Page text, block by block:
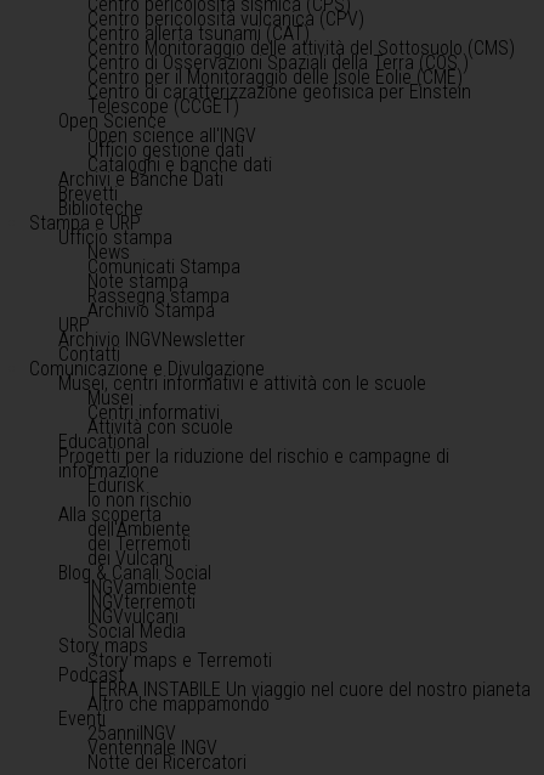
Centro pericolosità vulcanica (CPV)
Centro allerta tsunami (CAT)
Centro Monitoraggio delle attività del Sottosuolo (CMS)
Centro di Osservazioni Spaziali della Terra (COS )
Centro per il Monitoraggio delle Isole Eolie (CME)
Centro di caratterizzazione geofisica per Einstein
Telescope (CCGET)
Open Science
Open science all'INGV
Ufficio gestione dati
Cataloghi e banche dati
Archivi e Banche Dati
Brevetti
Biblioteche
Stampa e URP
Ufficio stampa
News
Comunicati Stampa
Note stampa
Rassegna stampa
Archivio Stampa
URP
Archivio INGVNewsletter
Contatti
Comunicazione e Divulgazione
Musei, centri informativi e attività con le scuole
Musei
Centri informativi
Attività con scuole
Educational
Progetti per la riduzione del rischio e campagne di
informazione
Edurisk
Io non rischio
Alla scoperta
dell'Ambiente
dei Terremoti
dei Vulcani
Blog & Canali Social
INGVambiente
INGVterremoti
INGVvulcani
Social Media
Story maps
Story maps e Terremoti
Podcast
TERRA INSTABILE Un viaggio nel cuore del nostro pianeta
Altro che mappamondo
Eventi
25anniINGV
Ventennale INGV
Notte dei Ricercatori